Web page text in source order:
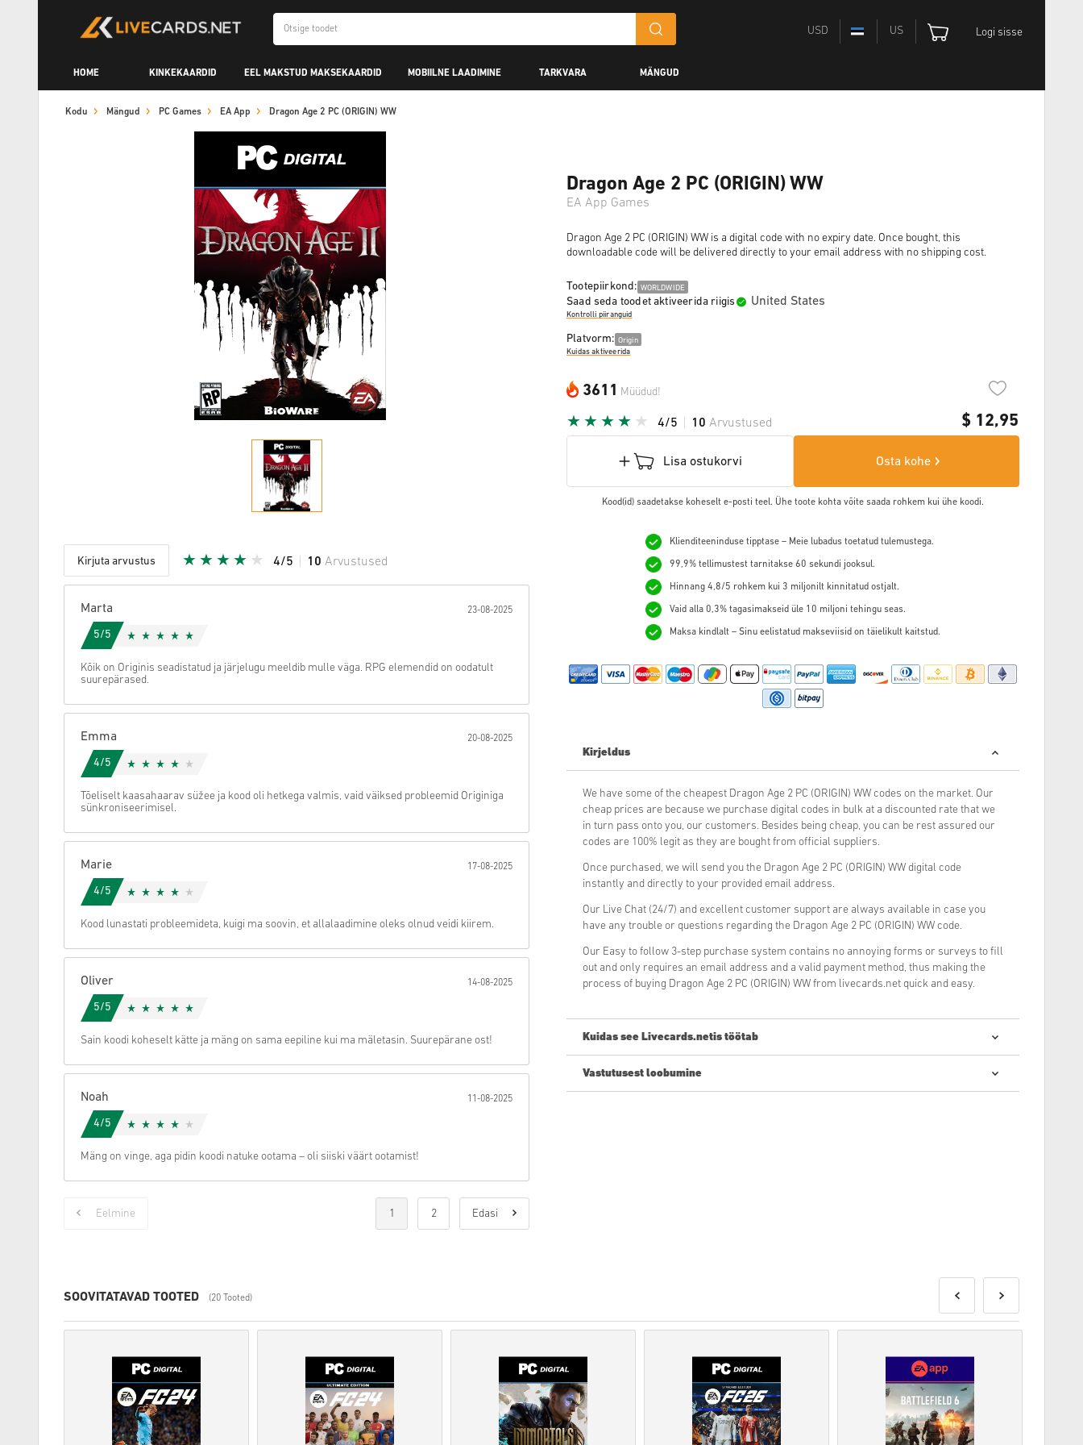
USD US Logi sisse
HOME KINKEKAARDID EEL MAKSTUD MAKSEKAARDID MOBIILNE LAADIMINE TARKVARA MÄNGUD
Kodu Mängud PC Games EA App Dragon Age 2 PC (ORIGIN) WW
Kirjuta arvustus 4/5 10 Arvustused
Tühista
Marta 23-08-2025
5/5
Kõik on Originis seadistatud ja järjelugu meeldib mulle väga. RPG elemendid on oodatult
suurepärased.
Emma 20-08-2025
4/5
Tõeliselt kaasahaarav süžee ja kood oli hetkega valmis, vaid väiksed probleemid Originiga
sünkroniseerimisel.
Marie 17-08-2025
4/5
Kood lunastati probleemideta, kuigi ma soovin, et allalaadimine oleks olnud veidi kiirem.
Oliver 14-08-2025
5/5
Sain koodi koheselt kätte ja mäng on sama eepiline kui ma mäletasin. Suurepärane ost!
Noah 11-08-2025
4/5
Mäng on vinge, aga pidin koodi natuke ootama – oli siiski väärt ootamist!
Eelmine 1 2 Edasi
Dragon Age 2 PC (ORIGIN) WW
EA App Games
Dragon Age 2 PC (ORIGIN) WW is a digital code with no expiry date. Once bought, this
downloadable code will be delivered directly to your email address with no shipping cost.
Tootepiirkond: WORLDWIDE
Saad seda toodet aktiveerida riigis United States
Kontrolli piiranguid
Platvorm: Origin
Kuidas aktiveerida
3611 Müüdud!
$ 12,95
4/5 10 Arvustused
Lisa ostukorvi Osta kohe
Kood(id) saadetakse koheselt e-posti teel. Ühe toote kohta võite saada rohkem kui ühe koodi.
Klienditeeninduse tipptase – Meie lubadus toetatud tulemustega.
99,9% tellimustest tarnitakse 60 sekundi jooksul.
Hinnang 4,8/5 rohkem kui 3 miljonilt kinnitatud ostjalt.
Vaid alla 0,3% tagasimakseid üle 10 miljoni tehingu seas.
Maksa kindlalt – Sinu eelistatud makseviisid on täielikult kaitstud.
Kirjeldus
We have some of the cheapest Dragon Age 2 PC (ORIGIN) WW codes on the market. Our
cheap prices are because we purchase digital codes in bulk at a discounted rate that we
in turn pass onto you, our customers. Besides being cheap, you can be rest assured our
codes are 100% legit as they are bought from official suppliers.
Once purchased, we will send you the Dragon Age 2 PC (ORIGIN) WW digital code
instantly and directly to your provided email address.
Our Live Chat (24/7) and excellent customer support are always available in case you
have any trouble or questions regarding the Dragon Age 2 PC (ORIGIN) WW code.
Our Easy to follow 3-step purchase system contains no annoying forms or surveys to fill
out and only requires an email address and a valid payment method, thus making the
process of buying Dragon Age 2 PC (ORIGIN) WW from livecards.net quick and easy.
Kuidas see Livecards.netis töötab
Uus Livecards.netis? Digikoodide ostmine on kiire ja lihtne:
Vaata kiiret juhendit ülal või järgi allolevaid samme 👇
• Vali toode
• Sisesta oma e-posti aadress
Vastutusest loobumine
SOOVITATAVAD TOOTED (20 Tooted)